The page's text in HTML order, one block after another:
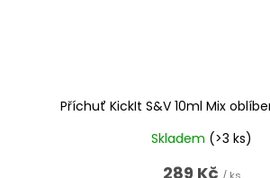
Příchuť KickIt S&V 10ml Mix
Skladem (>3 ks)
289 Kč / ks